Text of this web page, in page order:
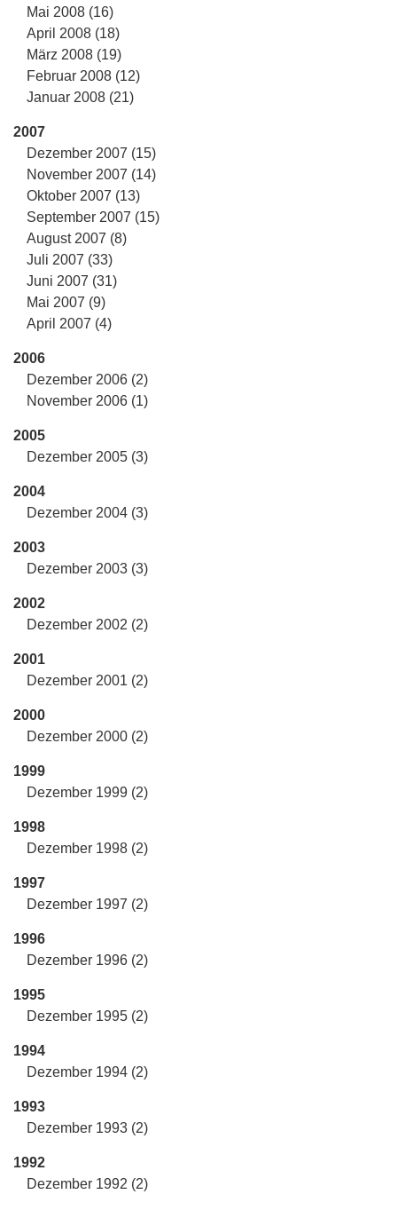
Mai 2008 (16)
April 2008 (18)
März 2008 (19)
Februar 2008 (12)
Januar 2008 (21)
2007
Dezember 2007 (15)
November 2007 (14)
Oktober 2007 (13)
September 2007 (15)
August 2007 (8)
Juli 2007 (33)
Juni 2007 (31)
Mai 2007 (9)
April 2007 (4)
2006
Dezember 2006 (2)
November 2006 (1)
2005
Dezember 2005 (3)
2004
Dezember 2004 (3)
2003
Dezember 2003 (3)
2002
Dezember 2002 (2)
2001
Dezember 2001 (2)
2000
Dezember 2000 (2)
1999
Dezember 1999 (2)
1998
Dezember 1998 (2)
1997
Dezember 1997 (2)
1996
Dezember 1996 (2)
1995
Dezember 1995 (2)
1994
Dezember 1994 (2)
1993
Dezember 1993 (2)
1992
Dezember 1992 (2)